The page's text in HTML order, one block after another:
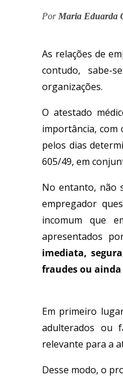
Por Maria Eduarda
As relações de
contudo, sabe-
organizações.
O atestado
importância, com
pelos dias
605/49, em
No entanto, não
empregador
incomum que
apresentados
imediata,
fraudes ou
Em primeiro
adulterados ou
relevante para a
Desse modo, o